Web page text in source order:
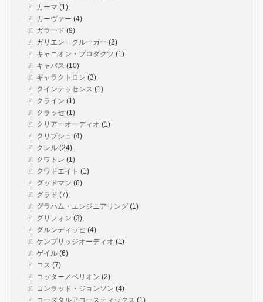
カーマ (1)
カーヴァー (4)
ガラード (9)
ガリエン＝クルーガー (2)
キャニオン・プロダクツ (1)
キャバス (10)
ギャラクトロン (3)
クインテッセンス (1)
クライン (1)
クラッセ (1)
クリアーオーディオ (1)
クリプシュ (4)
クレル (24)
クワトレ (1)
クワドエイト (1)
グッドマン (6)
グラド (7)
グラハム・エンジニアリング (1)
グリフォン (3)
グルンディッヒ (4)
ケンブリッジオーディオ (1)
ゲイル (6)
コス (7)
コッター／ベリオン (2)
コンラッド・ジョンソン (4)
コースタルアコースティックス (1)